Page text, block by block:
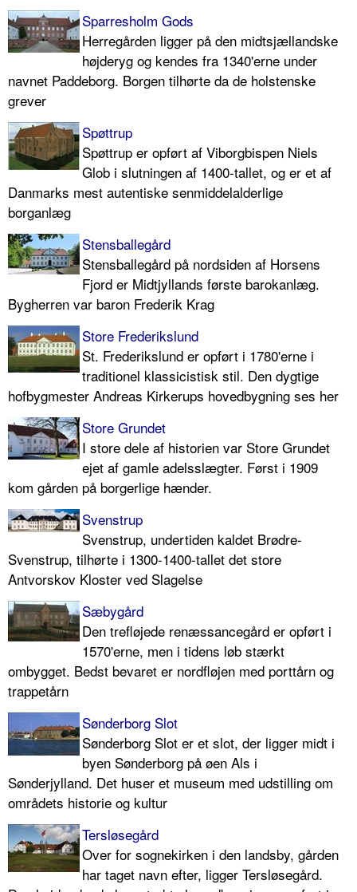
Sparresholm Gods
Herregården ligger på den midtsjællandske
højderyg og kendes fra 1340'erne under
navnet Paddeborg. Borgen tilhørte da de holstenske
grever
Spøttrup
Spøttrup er opført af Viborgbispen Niels
Glob i slutningen af 1400-tallet, og er et af
Danmarks mest autentiske senmiddelalderlige
borganlæg
Stensballegård
Stensballegård på nordsiden af Horsens
Fjord er Midtjyllands første barokanlæg.
Bygherren var baron Frederik Krag
Store Frederikslund
St. Frederikslund er opført i 1780'erne i
traditionel klassicistisk stil. Den dygtige
hofbygmester Andreas Kirkerups hovedbygning ses her
Store Grundet
I store dele af historien var Store Grundet
ejet af gamle adelsslægter. Først i 1909
kom gården på borgerlige hænder.
Svenstrup
Svenstrup, undertiden kaldet Brødre-
Svenstrup, tilhørte i 1300-1400-tallet det store
Antvorskov Kloster ved Slagelse
Sæbygård
Den trefløjede renæssancegård er opført i
1570'erne, men i tidens løb stærkt
ombygget. Bedst bevaret er nordfløjen med porttårn og
trappetårn
Sønderborg Slot
Sønderborg Slot er et slot, der ligger midt i
byen Sønderborg på øen Als i
Sønderjylland. Det huser et museum med udstilling om
områdets historie og kultur
Tersløsegård
Over for sognekirken i den landsby, gården
har taget navn efter, ligger Tersløsegård.